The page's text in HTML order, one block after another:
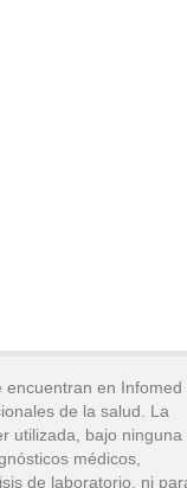
encuentran en Infomed
de la salud. La
utilizada, bajo ninguna
médicos,
de laboratorio, ni